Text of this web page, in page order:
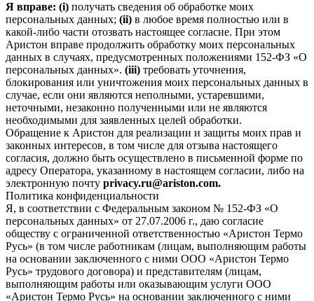
Я вправе: (i) получать сведения об обработке моих
персональных данных; (ii) в любое время полностью или в
какой-либо части отозвать настоящее согласие. При этом
Аристон вправе продолжить обработку моих персональных
данных в случаях, предусмотренных положениями 152-ФЗ «О
персональных данных». (iii) требовать уточнения,
блокирования или уничтожения моих персональных данных в
случае, если они являются неполными, устаревшими,
неточными, незаконно полученными или не являются
необходимыми для заявленных целей обработки.
Обращение к Аристон для реализации и защиты моих прав и
законных интересов, в том числе для отзыва настоящего
согласия, должно быть осуществлено в письменной форме по
адресу Оператора, указанному в настоящем согласии, либо на
электронную почту privacy.ru@ariston.com.
Политика конфиденциальности
Я, в соответствии с Федеральным законом № 152-ФЗ «О
персональных данных» от 27.07.2006 г., даю согласие
обществу с ограниченной ответственностью «Аристон Термо
Русь» (в том числе работникам (лицам, выполняющим работы
на основании заключенного с ними ООО «Аристон Термо
Русь» трудового договора) и представителям (лицам,
выполняющим работы или оказывающим услуги ООО
«Аристон Термо Русь» на основании заключенного с ними